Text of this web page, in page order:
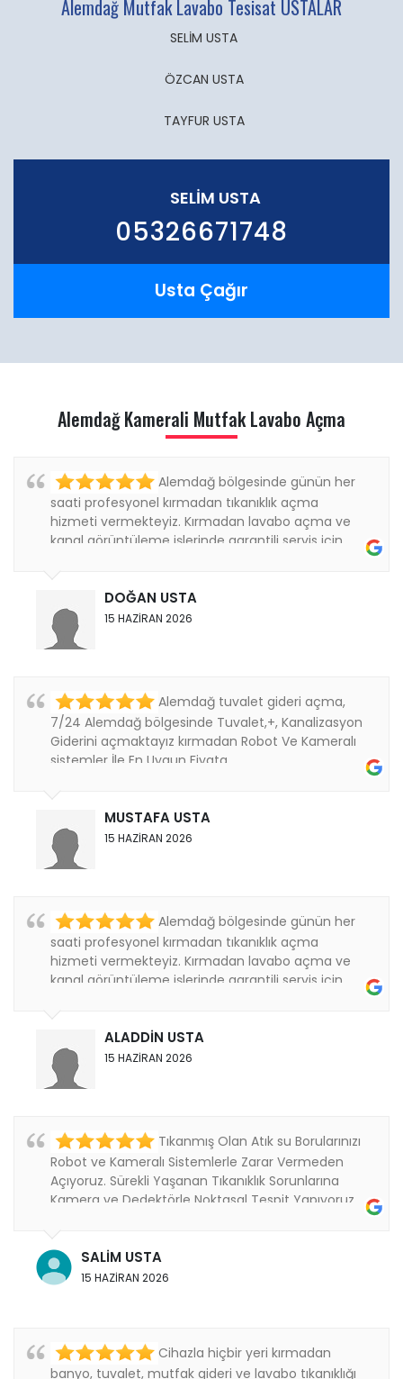
Alemdağ Mutfak Lavabo Tesisat USTALAR
SELİM USTA
ÖZCAN USTA
TAYFUR USTA
SELİM USTA
05326671748
Usta Çağır
Alemdağ Kamerali Mutfak Lavabo Açma
Alemdağ bölgesinde günün her
saati profesyonel kırmadan tıkanıklık açma
hizmeti vermekteyiz. Kırmadan lavabo açma ve
kanal görüntüleme işlerinde garantili servis için
DOĞAN USTA
15 HAZİRAN 2026
Alemdağ tuvalet gideri açma,
7/24 Alemdağ bölgesinde Tuvalet,+, Kanalizasyon
Giderini açmaktayız kırmadan Robot Ve Kameralı
sistemler İle En Uygun Fiyata ....
MUSTAFA USTA
15 HAZİRAN 2026
Alemdağ bölgesinde günün her
saati profesyonel kırmadan tıkanıklık açma
hizmeti vermekteyiz. Kırmadan lavabo açma ve
kanal görüntüleme işlerinde garantili servis için
ALADDİN USTA
15 HAZİRAN 2026
Tıkanmış Olan Atık su Borularınızı
Robot ve Kameralı Sistemlerle Zarar Vermeden
Açıyoruz. Sürekli Yaşanan Tıkanıklık Sorunlarına
Kamera ve Dedektörle Noktasal Tespit Yapıyoruz.
SALİM USTA
15 HAZİRAN 2026
Cihazla hiçbir yeri kırmadan
banyo, tuvalet, mutfak gideri ve lavabo tıkanıklığı